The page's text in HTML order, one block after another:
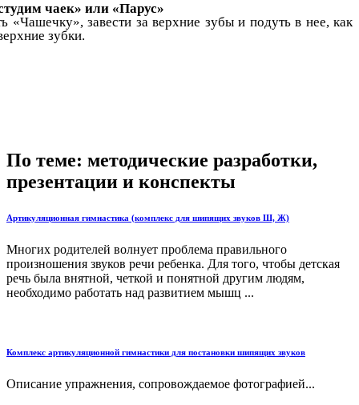
чаек» или «Парус»
«Чашечку», завести за верхние зубы и подуть в нее, как
зубки.
По теме: методические разработки,
презентации и конспекты
Артикуляционная гимнастика (комплекс для шипящих звуков Ш, Ж)
Многих родителей волнует проблема правильного
произношения звуков речи ребенка. Для того, чтобы детская
речь была внятной, четкой и понятной другим людям,
необходимо работать над развитием мышц ...
Комплекс артикуляционной гимнастики для постановки шипящих звуков
Описание упражнения, сопровождаемое фотографией...